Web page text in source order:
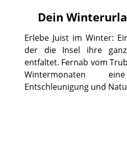
Dein
Erlebe Juist im Winter:
der die Insel ihre
entfaltet. Fernab vom
Wintermonaten
Entschleunigung und